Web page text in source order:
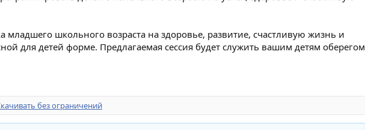
младшего школьного возраста на здоровье, развитие, счастливую жизнь и
для детей форме. Предлагаемая сессия будет служить вашим детям оберегом
без ограничений